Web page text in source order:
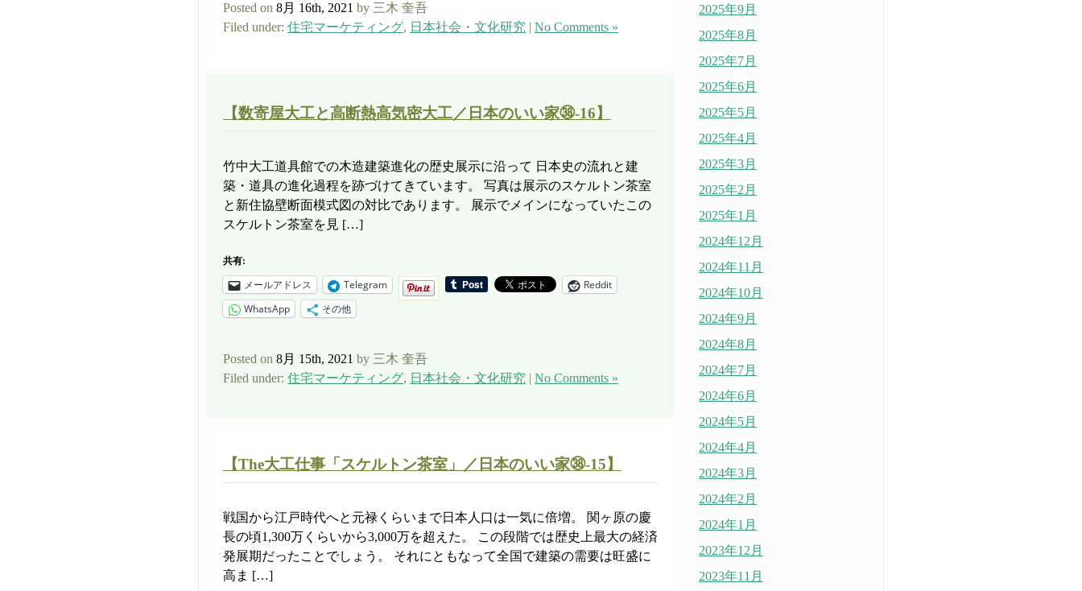
Posted on 8月 16th, 2021 by 三木 奎吾
Filed under: 住宅マーケティング, 日本社会・文化研究 | No Comments »
【数寄屋大工と高断熱高気密大工／日本のいい家㊳-16】
竹中大工道具館での木造建築進化の歴史展示に沿って 日本史の流れと建
築・道具の進化過程を跡づけてきています。 写真は展示のスケルトン茶室
と新住協壁断面模式図の対比であります。 展示でメインになっていたこの
スケルトン茶室を見 […]
共有:
メールアドレス Telegram
Reddit
WhatsApp
その他
Posted on 8月 15th, 2021 by 三木 奎吾
Filed under: 住宅マーケティング, 日本社会・文化研究 | No Comments »
【The大工仕事「スケルトン茶室」／日本のいい家㊳-15】
戦国から江戸時代へと元禄くらいまで日本人口は一気に倍増。 関ヶ原の慶
長の頃1,300万くらいから3,000万を超えた。 この段階では歴史上最大の経済
発展期だったことでしょう。 それにともなって全国で建築の需要は旺盛に
高ま […]
2025年9月
2025年8月
2025年7月
2025年6月
2025年5月
2025年4月
2025年3月
2025年2月
2025年1月
2024年12月
2024年11月
2024年10月
2024年9月
2024年8月
2024年7月
2024年6月
2024年5月
2024年4月
2024年3月
2024年2月
2024年1月
2023年12月
2023年11月